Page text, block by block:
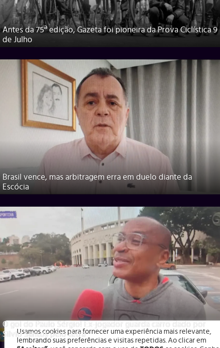
Antes da 75ª edição, Gazeta foi pioneira da Prova Ciclística 9
de Julho
Brasil vence, mas arbitragem erra em duelo diante da
Escócia
O gol do Paulo Sérgio! Ex-jogador guarda carro dado por
Silvio Santos pelo tetra
Usamos cookies para fornecer uma experiência mais relevante,
lembrando suas preferências e visitas repetidas. Ao clicar em